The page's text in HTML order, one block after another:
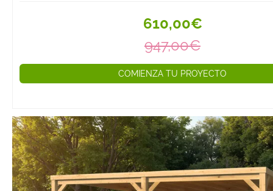
complementa
¿Por qué los
Hobycasa son
dominado por
con postes de
fabricadas con
básicas.
superficies
610,00€
947,00€
COMIENZA TU PROYECTO